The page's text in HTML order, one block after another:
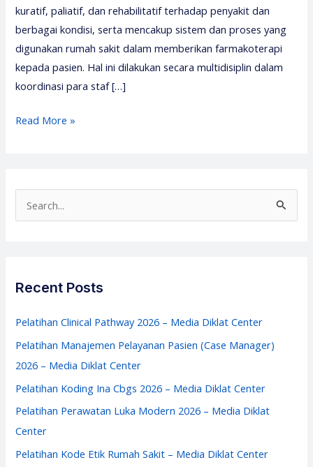
kuratif, paliatif, dan rehabilitatif terhadap penyakit dan
berbagai kondisi, serta mencakup sistem dan proses yang
digunakan rumah sakit dalam memberikan farmakoterapi
kepada pasien. Hal ini dilakukan secara multidisiplin dalam
koordinasi para staf […]
Pelatihan
2026
Center
Read More »
e
f
o
r
Recent Posts
Pelatihan Clinical Pathway 2026 – Media Diklat Center
Pelatihan Manajemen Pelayanan Pasien (Case Manager)
2026 – Media Diklat Center
Pelatihan Koding Ina Cbgs 2026 – Media Diklat Center
Pelatihan Perawatan Luka Modern 2026 – Media Diklat
Center
Pelatihan Kode Etik Rumah Sakit – Media Diklat Center